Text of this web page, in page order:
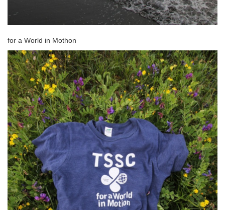
for a World in Mothon